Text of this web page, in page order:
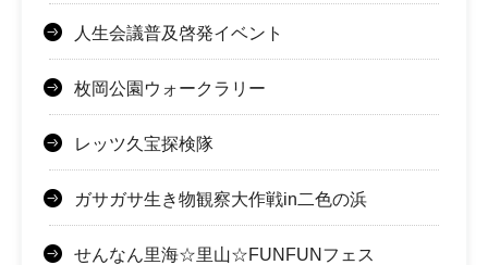
人生会議普及啓発イベント
枚岡公園ウォークラリー
レッツ久宝探検隊
ガサガサ生き物観察大作戦in二色の浜
せんなん里海☆里山☆FUNFUNフェス